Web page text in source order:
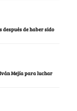
después de haber sido
Mejía para luchar